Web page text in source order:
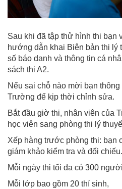
Sau khi đã tập thử hình thi bạn
hướng dẫn khai Biên bản thi lý
số báo danh và thông tin cá
sách thi A2.
Nếu sai chỗ nào mời bạn
Trường để kịp thời chỉnh sửa.
Bắt đầu giờ thi, nhân viên của
học viên sang phòng thi lý
Xếp hàng trước phòng thi: bạn
giám khảo kiểm tra và đối chiếu.
Mỗi ngày thi tối đa có 300
Mỗi lớp bao gồm 20 thí sinh,